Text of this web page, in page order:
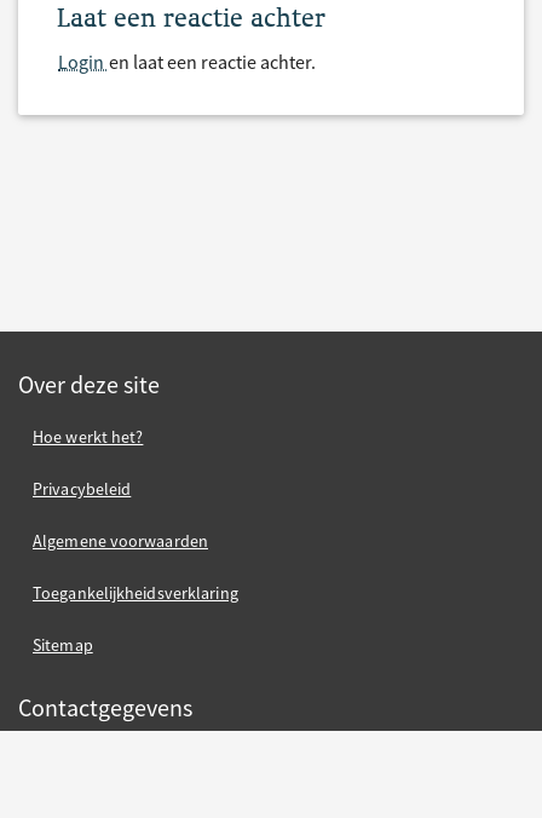
Laat een reactie achter
Login en laat een reactie achter.
Over deze site
Hoe werkt het?
Privacybeleid
Algemene voorwaarden
Toegankelijkheidsverklaring
Sitemap
Contactgegevens